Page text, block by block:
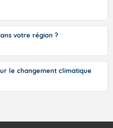
votre région ?
le changement climatique